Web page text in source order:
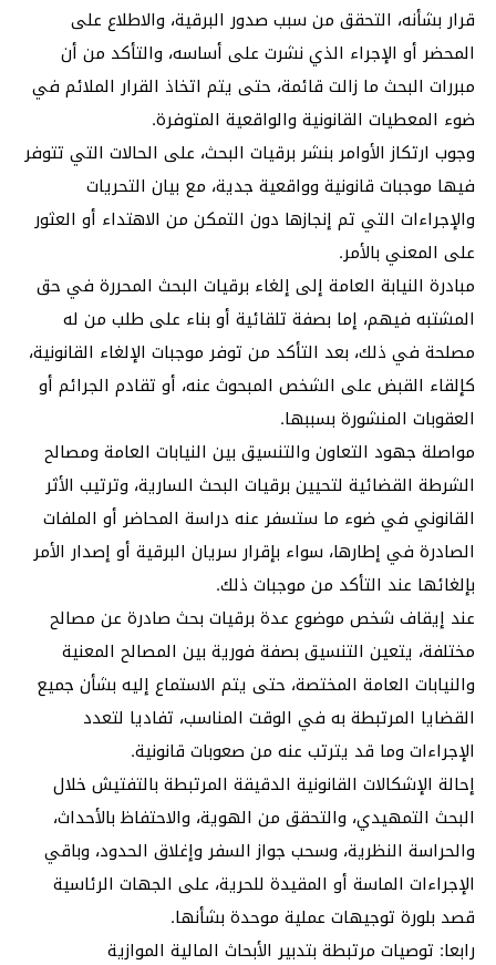
قرار بشأنه، التحقق من سبب صدور البرقية، والاطلاع على
المحضر أو الإجراء الذي نشرت على أساسه، والتأكد من أن
مبررات البحث ما زالت قائمة، حتى يتم اتخاذ القرار الملائم في
ضوء المعطيات القانونية والواقعية المتوفرة.
وجوب ارتكاز الأوامر بنشر برقيات البحث، على الحالات التي تتوفر
فيها موجبات قانونية وواقعية جدية، مع بيان التحريات
والإجراءات التي تم إنجازها دون التمكن من الاهتداء أو العثور
على المعني بالأمر.
مبادرة النيابة العامة إلى إلغاء برقيات البحث المحررة في حق
المشتبه فيهم، إما بصفة تلقائية أو بناء على طلب من له
مصلحة في ذلك، بعد التأكد من توفر موجبات الإلغاء القانونية،
كإلقاء القبض على الشخص المبحوث عنه، أو تقادم الجرائم أو
العقوبات المنشورة بسببها.
مواصلة جهود التعاون والتنسيق بين النيابات العامة ومصالح
الشرطة القضائية لتحيين برقيات البحث السارية، وترتيب الأثر
القانوني في ضوء ما ستسفر عنه دراسة المحاضر أو الملفات
الصادرة في إطارها، سواء بإقرار سريان البرقية أو إصدار الأمر
بإلغائها عند التأكد من موجبات ذلك.
عند إيقاف شخص موضوع عدة برقيات بحث صادرة عن مصالح
مختلفة، يتعين التنسيق بصفة فورية بين المصالح المعنية
والنيابات العامة المختصة، حتى يتم الاستماع إليه بشأن جميع
القضايا المرتبطة به في الوقت المناسب، تفاديا لتعدد
الإجراءات وما قد يترتب عنه من صعوبات قانونية.
إحالة الإشكالات القانونية الدقيقة المرتبطة بالتفتيش خلال
البحث التمهيدي، والتحقق من الهوية، والاحتفاظ بالأحداث،
والحراسة النظرية، وسحب جواز السفر وإغلاق الحدود، وباقي
الإجراءات الماسة أو المقيدة للحرية، على الجهات الرئاسية
قصد بلورة توجيهات عملية موحدة بشأنها.
رابعا: توصيات مرتبطة بتدبير الأبحاث المالية الموازية